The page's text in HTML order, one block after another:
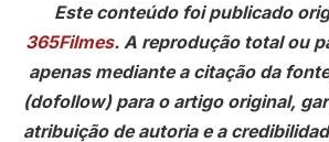
Este conteúdo foi publicado
365Filmes. A reprodução total ou
apenas mediante a citação da
(dofollow) para o artigo original,
atribuição de autoria e a